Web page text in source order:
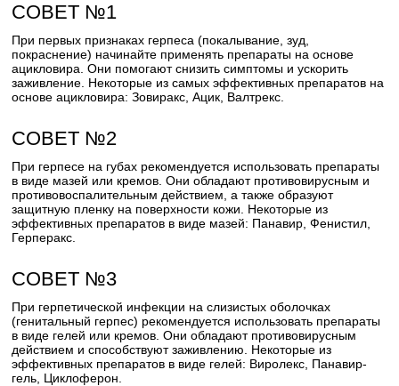
СОВЕТ №1
При первых признаках герпеса (покалывание, зуд,
покраснение) начинайте применять препараты на основе
ацикловира. Они помогают снизить симптомы и ускорить
заживление. Некоторые из самых эффективных препаратов на
основе ацикловира: Зовиракс, Ацик, Валтрекс.
СОВЕТ №2
При герпесе на губах рекомендуется использовать препараты
в виде мазей или кремов. Они обладают противовирусным и
противовоспалительным действием, а также образуют
защитную пленку на поверхности кожи. Некоторые из
эффективных препаратов в виде мазей: Панавир, Фенистил,
Герперакс.
СОВЕТ №3
При герпетической инфекции на слизистых оболочках
(генитальный герпес) рекомендуется использовать препараты
в виде гелей или кремов. Они обладают противовирусным
действием и способствуют заживлению. Некоторые из
эффективных препаратов в виде гелей: Виролекс, Панавир-
гель, Циклоферон.